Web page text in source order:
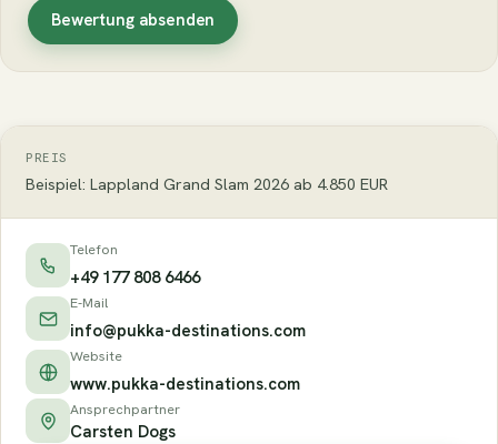
Bewertung absenden
PREIS
Beispiel: Lappland Grand Slam 2026 ab 4.850 EUR
Telefon
+49 177 808 6466
E-Mail
info@pukka-destinations.com
Website
www.pukka-destinations.com
Ansprechpartner
Carsten Dogs